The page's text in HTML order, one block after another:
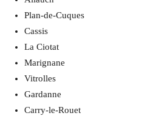
Plan-de-Cuques
Cassis
La Ciotat
Marignane
Vitrolles
Gardanne
Carry-le-Rouet